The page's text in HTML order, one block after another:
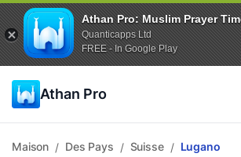
Athan Pro: Muslim Prayer
Quanticapps Ltd
FREE - In Google Play
Athan Pro
Maison / Des Pays / Suisse / Lugano